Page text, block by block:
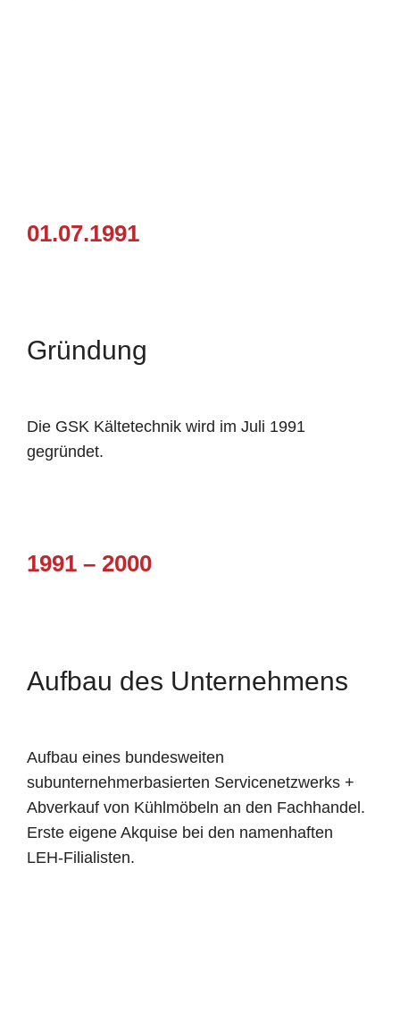
01.07.1991
Gründung
Die GSK Kältetechnik wird im Juli 1991
gegründet.
1991 – 2000
Aufbau des Unternehmens
Aufbau eines bundesweiten
subunternehmerbasierten Servicenetzwerks +
Abverkauf von Kühlmöbeln an den Fachhandel.
Erste eigene Akquise bei den namenhaften
LEH-Filialisten.